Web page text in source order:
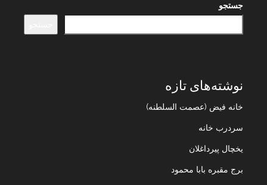
جستجو
نوشته‌های تازه
خانه فیض (عصمت السلطنه)
سردرب خانه
یخچال پیرداغلان
برج مقبره بابا محمود